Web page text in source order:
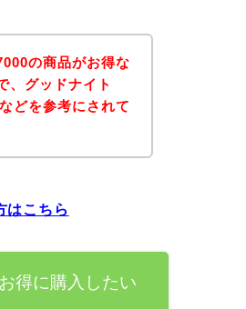
の商品がお得な
、グッドナイト
どを参考にされて
はこちら
得に購入したい